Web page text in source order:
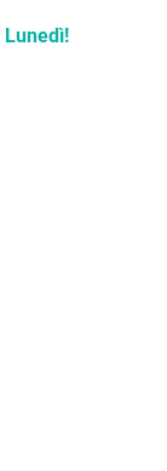
Lunedì!